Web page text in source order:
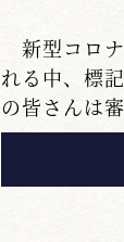
新型コロ
れる中、標
の皆さんは
審査員研
いただき、